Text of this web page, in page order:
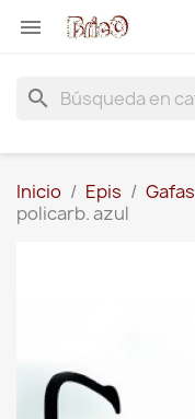

search
Inicio Epis Gafas
policarb. azul